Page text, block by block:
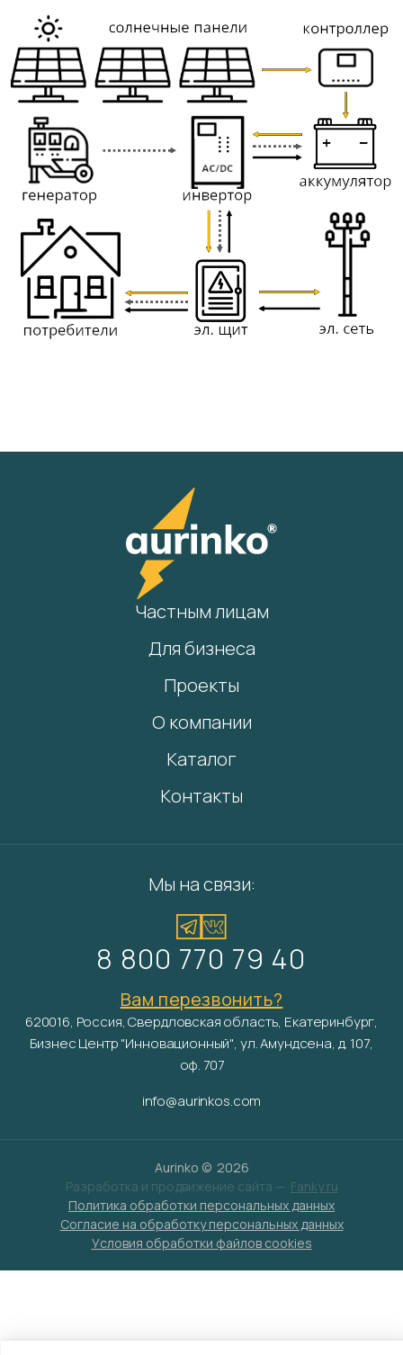
Частным лицам
Для бизнеса
Проекты
О компании
Каталог
Контакты
Мы на связи:
8 800 770 79 40
Вам перезвонить?
620016, Россия, Свердловская область, Екатеринбург,
Бизнес Центр "Инновационный", ул. Амундсена, д. 107,
оф. 707
info@aurinkos.com
Aurinko © 2026
Разработка и продвижение сайта — Fanky.ru
Политика обработки персональных данных
Согласие на обработку персональных данных
Условия обработки файлов cookies